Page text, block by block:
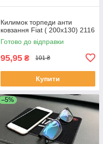
Килимок торпеди анти
ковзання Fiat ( 200x130) 2116
Готово до відправки
95,95 ₴ 101 ₴
Купити
–5%